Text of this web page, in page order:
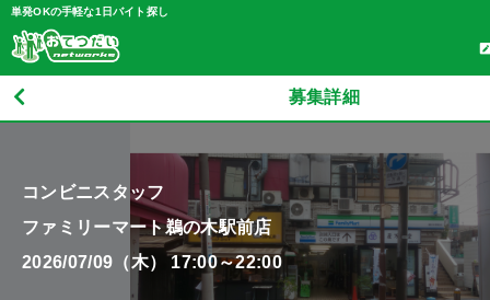
単発OKの手軽な1日バイト探し
募集詳細
コンビニスタッフ
ファミリーマート鵜の木駅前店
2026/07/09（木） 17:00～22:00